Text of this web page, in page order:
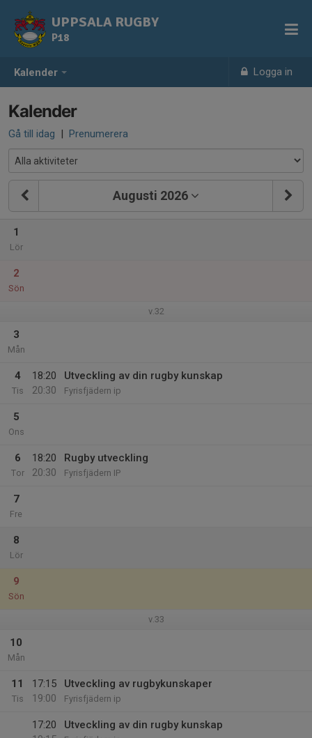
Kalender Logga in
UPPSALA RUGBY
P18
Kalender
Gå till idag | Prenumerera
Augusti 2026
1
Lör
2
Sön
v.32
3
Mån
4
Tis
18:20
20:30
Utveckling av din rugby kunskap
Fyrisfjädern ip
5
Ons
6
Tor
18:20
20:30
Rugby utveckling
Fyrisfjädern IP
7
Fre
8
Lör
9
Sön
v.33
10
Mån
11
Tis
17:15
19:00
Utveckling av rugbykunskaper
Fyrisfjädern ip
17:20
Utveckling av din rugby kunskap